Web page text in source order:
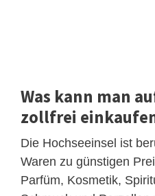
Was kann man
zollfrei
Die Hochseeinsel ist
Waren zu günstigen
Parfüm, Kosmetik,